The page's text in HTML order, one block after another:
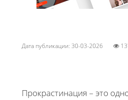
Дата публикации: 30-03-2026
Прокрастинация – это